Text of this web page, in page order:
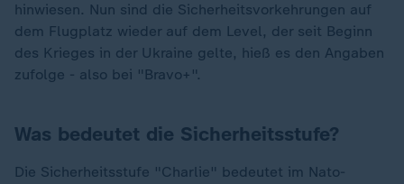
hinwiesen. Nun sind die Sicherheitsvorkehrungen auf
dem Flugplatz wieder auf dem Level, der seit Beginn
des Krieges in der Ukraine gelte, hieß es den Angaben
zufolge - also bei "Bravo+".
Was bedeutet die Sicherheitsstufe?
Die Sicherheitsstufe "Charlie" bedeutet im Nato-